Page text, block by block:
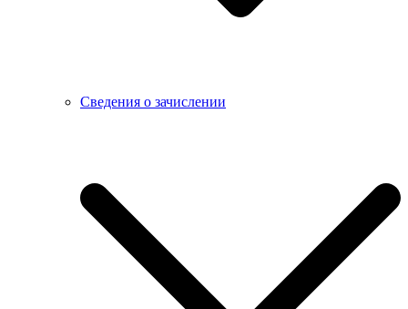
Сведения о зачислении